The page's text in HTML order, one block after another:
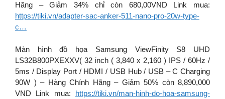
Hãng – Giảm 34% chỉ còn 680,00VND Link mua:
https://tiki.vn/adapter-sac-anker-511-nano-pro-20w-type-
c…
Màn hình đồ họa Samsung ViewFinity S8 UHD
LS32B800PXEXXV( 32 inch ( 3,840 x 2,160 ) IPS / 60Hz /
5ms / Display Port / HDMI / USB Hub / USB – C Charging
90W ) – Hàng Chính Hãng – Giảm 50% còn 8,890,000
VND Link mua: https://tiki.vn/man-hinh-do-hoa-samsung-